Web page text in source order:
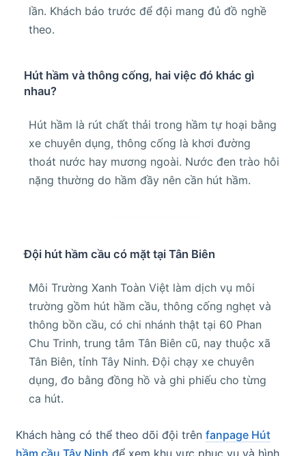
lần. Khách báo trước để đội mang đủ đồ nghề
theo.
Hút hầm và thông cống, hai việc đó khác gì
nhau?
Hút hầm là rút chất thải trong hầm tự hoại bằng
xe chuyên dụng, thông cống là khơi đường
thoát nước hay mương ngoài. Nước đen trào hôi
nặng thường do hầm đầy nên cần hút hầm.
Đội hút hầm cầu có mặt tại Tân Biên
Môi Trường Xanh Toàn Việt làm dịch vụ môi
trường gồm hút hầm cầu, thông cống nghẹt và
thông bồn cầu, có chi nhánh thật tại 60 Phan
Chu Trinh, trung tâm Tân Biên cũ, nay thuộc xã
Tân Biên, tỉnh Tây Ninh. Đội chạy xe chuyên
dụng, đo bằng đồng hồ và ghi phiếu cho từng
ca hút.
Khách hàng có thể theo dõi đội trên fanpage Hút
hầm cầu Tây Ninh để xem khu vực phục vụ và hình